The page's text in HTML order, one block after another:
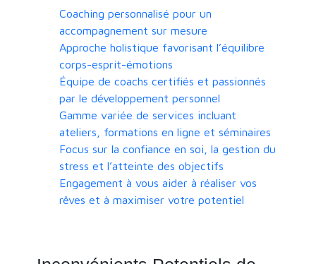
Coaching personnalisé pour un
accompagnement sur mesure
Approche holistique favorisant l’équilibre
corps-esprit-émotions
Équipe de coachs certifiés et passionnés
par le développement personnel
Gamme variée de services incluant
ateliers, formations en ligne et séminaires
Focus sur la confiance en soi, la gestion du
stress et l’atteinte des objectifs
Engagement à vous aider à réaliser vos
rêves et à maximiser votre potentiel